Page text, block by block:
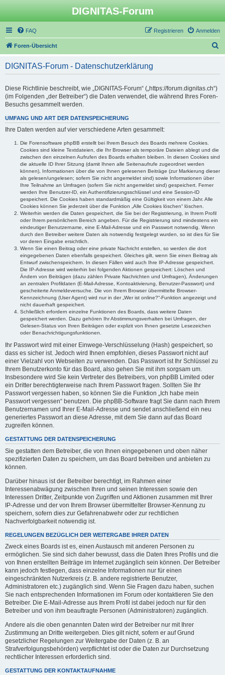
DIGNITAS-Forum
FAQ Anmelden
Registrieren
Foren-Übersicht
DIGNITAS-Forum - Datenschutzerklärung
Diese Richtlinie beschreibt, wie „DIGNITAS-Forum“ („https://forum.dignitas.ch“)
(im Folgenden „der Betreiber“) die Daten verwendet, die während Ihres Foren-
Besuchs gesammelt werden.
UMFANG UND ART DER DATENSPEICHERUNG
Ihre Daten werden auf vier verschiedene Arten gesammelt:
Die Forensoftware phpBB erstellt bei Ihrem Besuch des Boards mehrere Cookies.
Cookies sind kleine Textdateien, die Ihr Browser als temporäre Dateien ablegt und die
zwischen den einzelnen Aufrufen des Boards erhalten bleiben. In diesen Cookies sind
die aktuelle ID Ihrer Sitzung (damit Ihnen alle Seitenaufrufe zugeordnet werden
können), Informationen über die von Ihnen gelesenen Beiträge (zur Markierung dieser
als gelesen/ungelesen; sofern Sie nicht angemeldet sind) sowie Informationen über
Ihre Teilnahme an Umfragen (sofern Sie nicht angemeldet sind) gespeichert. Ferner
werden Ihre Benutzer-ID, ein Authentifizierungsschlüssel und eine Session-ID
gespeichert. Die Cookies haben standardmäßig eine Gültigkeit von einem Jahr. Alle
Cookies können Sie jederzeit über die Funktion „Alle Cookies löschen“ löschen.
Weiterhin werden die Daten gespeichert, die Sie bei der Registrierung, in Ihrem Profil
oder Ihrem persönlichem Bereich angeben. Für die Registrierung sind mindestens ein
eindeutiger Benutzername, eine E-Mail-Adresse und ein Passwort notwendig. Wenn
durch den Betreiber weitere Daten als notwendig festgelegt wurden, so ist dies für Sie
vor deren Eingabe ersichtlich.
Wenn Sie einen Beitrag oder eine private Nachricht erstellen, so werden die dort
eingegebenen Daten ebenfalls gespeichert. Gleiches gilt, wenn Sie einen Beitrag als
Entwurf zwischenspeichern. In diesen Fällen wird auch Ihre IP-Adresse gespeichert.
Die IP-Adresse wird weiterhin bei folgenden Aktionen gespeichert: Löschen und
Ändern von Beiträgen (dazu zählen Private Nachrichten und Umfragen), Änderungen
an zentralen Profildaten (E-Mail-Adresse, Kontoaktivierung, Benutzer-Passwort) und
gescheiterte Anmeldeversuche. Die von Ihrem Browser übermittelte Browser-
Kennzeichnung (User Agent) wird nur in der „Wer ist online?“-Funktion angezeigt und
nicht dauerhaft gespeichert.
Schließlich erfordern einzelne Funktionen des Boards, dass weitere Daten
gespeichert werden. Dazu gehören Ihr Abstimmungsverhalten bei Umfragen, der
Gelesen-Status von Ihren Beiträgen oder explizit von Ihnen gesetzte Lesezeichen
oder Benachrichtigungsfunktionen.
Ihr Passwort wird mit einer Einwege-Verschlüsselung (Hash) gespeichert, so
dass es sicher ist. Jedoch wird Ihnen empfohlen, dieses Passwort nicht auf
einer Vielzahl von Webseiten zu verwenden. Das Passwort ist Ihr Schlüssel zu
Ihrem Benutzerkonto für das Board, also gehen Sie mit ihm sorgsam um.
Insbesondere wird Sie kein Vertreter des Betreibers, von phpBB Limited oder
ein Dritter berechtigterweise nach Ihrem Passwort fragen. Sollten Sie Ihr
Passwort vergessen haben, so können Sie die Funktion „Ich habe mein
Passwort vergessen“ benutzen. Die phpBB-Software fragt Sie dann nach Ihrem
Benutzernamen und Ihrer E-Mail-Adresse und sendet anschließend ein neu
generiertes Passwort an diese Adresse, mit dem Sie dann auf das Board
zugreifen können.
GESTATTUNG DER DATENSPEICHERUNG
Sie gestatten dem Betreiber, die von Ihnen eingegebenen und oben näher
spezifizierten Daten zu speichern, um das Board betreiben und anbieten zu
können.
Darüber hinaus ist der Betreiber berechtigt, im Rahmen einer
Interessenabwägung zwischen Ihren und seinen Interessen sowie den
Interessen Dritter, Zeitpunkte von Zugriffen und Aktionen zusammen mit Ihrer
IP-Adresse und der von Ihrem Browser übermittelter Browser-Kennung zu
speichern, sofern dies zur Gefahrenabwehr oder zur rechtlichen
Nachverfolgbarkeit notwendig ist.
REGELUNGEN BEZÜGLICH DER WEITERGABE IHRER DATEN
Zweck eines Boards ist es, einen Austausch mit anderen Personen zu
ermöglichen. Sie sind sich daher bewusst, dass die Daten Ihres Profils und die
von Ihnen erstellten Beiträge im Internet zugänglich sein können. Der Betreiber
kann jedoch festlegen, dass einzelne Informationen nur für einen
eingeschränkten Nutzerkreis (z. B. andere registrierte Benutzer,
Administratoren etc.) zugänglich sind. Wenn Sie Fragen dazu haben, suchen
Sie nach entsprechenden Informationen im Forum oder kontaktieren Sie den
Betreiber. Die E-Mail-Adresse aus Ihrem Profil ist dabei jedoch nur für den
Betreiber und von ihm beauftragte Personen (Administratoren) zugänglich.
Andere als die oben genannten Daten wird der Betreiber nur mit Ihrer
Zustimmung an Dritte weitergeben. Dies gilt nicht, sofern er auf Grund
gesetzlicher Regelungen zur Weitergabe der Daten (z. B. an
Strafverfolgungsbehörden) verpflichtet ist oder die Daten zur Durchsetzung
rechtlicher Interessen erforderlich sind.
GESTATTUNG DER KONTAKTAUFNAHME